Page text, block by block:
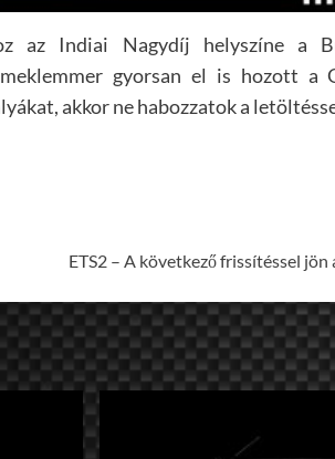
az Indiai Nagydíj helyszíne a
gyorsan el is hozott a
akkor ne habozzatok a
ETS2 – A következő frissítéssel jön